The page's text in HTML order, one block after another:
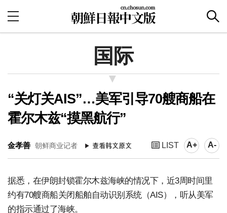
国际
“关灯关AIS”…美军引导70艘商船在
霍尔木兹“摸黑航行”
金孝善 朝鲜商业记者 LIST A+ A-
据悉，在伊朗封锁霍尔木兹海峡的情况下，近3周时间里
约有70艘商船关闭船舶自动识别系统（AIS），听从美军
的指示通过了海峡。